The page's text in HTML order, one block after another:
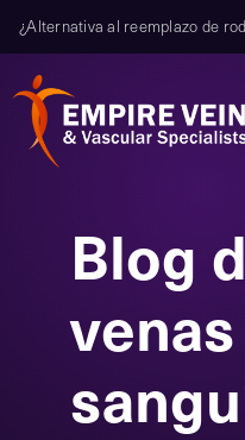
¿Alternativa al reemplazo de
Blog